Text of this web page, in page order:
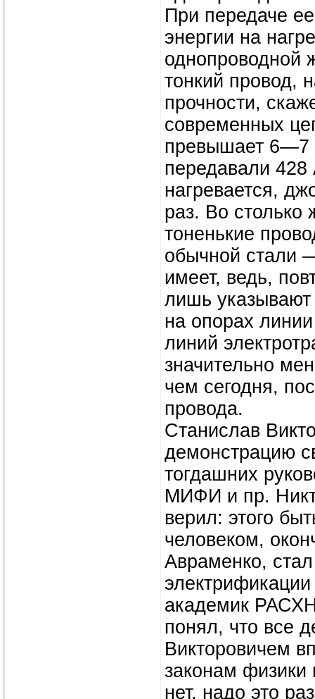
При передаче
энергии на
однопроводной
тонкий провод,
прочности,
современных
превышает 6—7
передавали
нагревается,
раз. Во столько
тоненькие
обычной стали
имеет, ведь,
лишь
на опорах
линий
значительно
чем сегодня,
провода.
Станислав
демонстрацию
тогдашних
МИФИ и пр.
верил: этого
человеком,
Авраменко,
академик
понял, что все
Викторовичем
законам физики
нет, надо это